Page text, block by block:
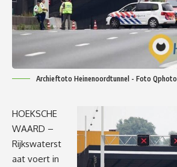
Archieftoto Heinenoordtunnel - Foto Qphoto
HOEKSCHE
WAARD –
Rijkswaterst
aat voert in